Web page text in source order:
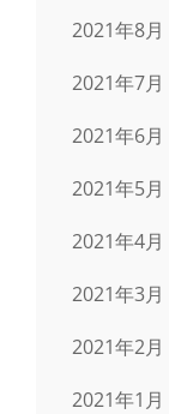
2021年8月
2021年7月
2021年6月
2021年5月
2021年4月
2021年3月
2021年2月
2021年1月